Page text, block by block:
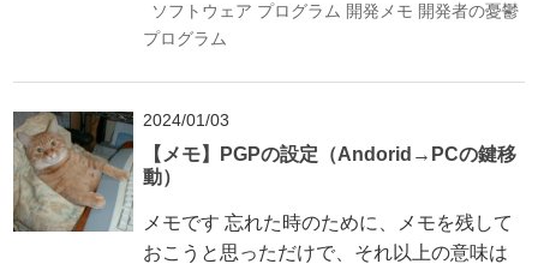
ソフトウェア プログラム 開発メモ 開発者の憂鬱
プログラム
2024/01/03
【メモ】PGPの設定（Andorid→PCの鍵移
動）
メモです 忘れた時のために、メモを残して
おこうと思っただけで、それ以上の意味は